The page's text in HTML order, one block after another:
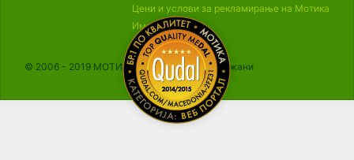
Цени и услови за рекламирање на Мотика
Импресум
© 2006 - 2019 МОТИКА, Сите права се задржани